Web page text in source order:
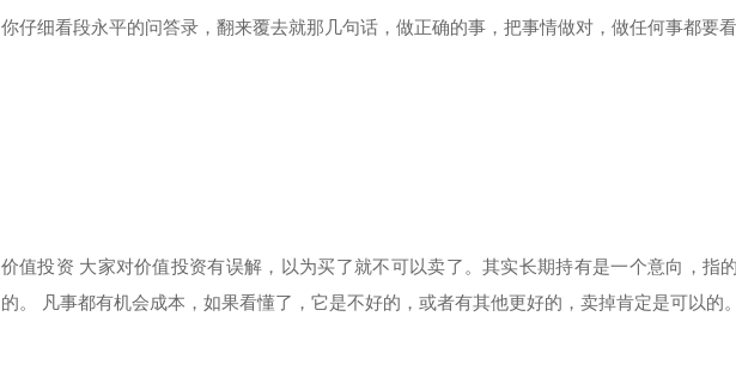
你仔细看段永平的问答录，翻来覆去就那几句话，做正确的事，把事情做对，做任何事都要
价值投资 大家对价值投资有误解，以为买了就不可以卖了。其实长期持有是一个意向，指
的。 凡事都有机会成本，如果看懂了，它是不好的，或者有其他更好的，卖掉肯定是可以的。